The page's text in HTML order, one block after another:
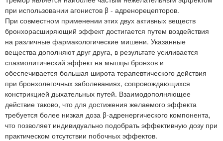
при использовании агонистов β - адренорецепторов.
При совместном применении этих двух активных веществ
бронхорасширяющий эффект достигается путем воздействия
на различные фармакологические мишени. Указанные
вещества дополняют друг друга, в результате усиливается
спазмолитический эффект на мышцы бронхов и
обеспечивается большая широта терапевтического действия
при бронхолегочных заболеваниях, сопровождающихся
констрикцией дыхательных путей. Взаимодополняющее
действие таково, что для достижения желаемого эффекта
требуется более низкая доза β-адренергического компонента,
что позволяет индивидуально подобрать эффективную дозу при
практическом отсутствии побочных эффектов.